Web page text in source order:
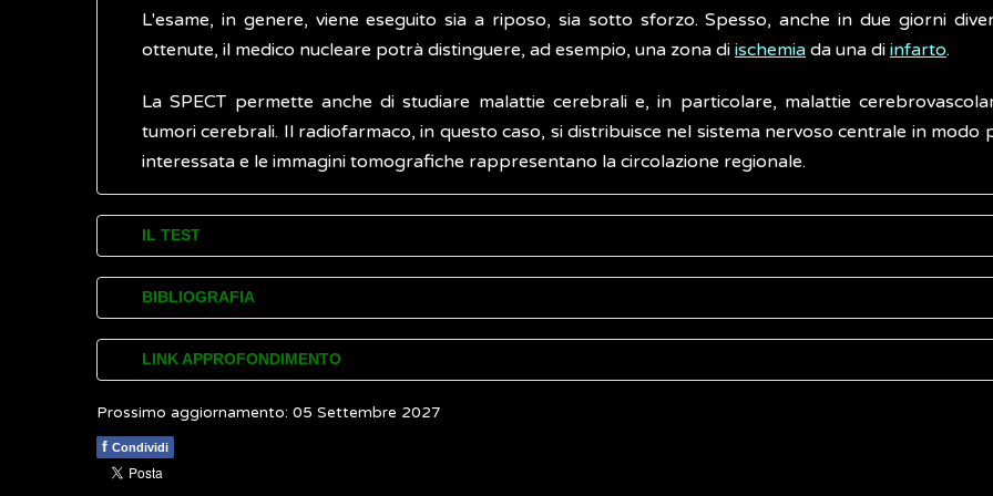
L'esame, in genere, viene eseguito sia a riposo, sia sotto sforzo. Spesso, anche in due giorni
ottenute, il medico nucleare potrà distinguere, ad esempio, una zona di ischemia da una di infarto.
La SPECT permette anche di studiare malattie cerebrali e, in particolare, malattie
tumori cerebrali. Il radiofarmaco, in questo caso, si distribuisce nel sistema nervoso centrale in
interessata e le immagini tomografiche rappresentano la circolazione regionale.
IL TEST
L'esame tomoscintigrafico prevede la somministrazione, generalmente per endovena, di un
effettuare. Per alcuni esami come, ad esempio, la tomoscintigrafia cerebrale, i radiofarmaci
per endovena, per via intraperitoneale o per via locale.
Tra la somministrazione del radiofarmaco e l'acquisizione delle immagini scintigrafiche è
permettere al radiofarmaco di distribuirsi nelle aree da indagare. Generalmente, viene chiesto di
attesa sia dopo l'esame per favorire l'eliminazione di quella parte del radiofarmaco che non viene
BIBLIOGRAFIA
Associazione Italiana di Medicina Nucleare ed Imaging Molecolare
World Health Organization (WHO). The Global Health Observatory: explore a world of health
tomography (per million population), total density
LINK APPROFONDIMENTO
International Atomic Energy Agency (IAEA).
Associazione Italiana di Fisica Medica e Sanitaria (AIFM).
Prossimo aggiornamento: 05 Settembre 2027
f Condividi